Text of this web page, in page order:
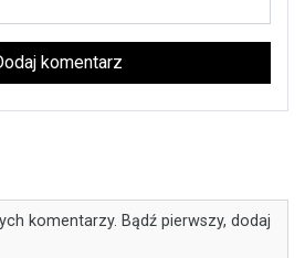
komentarz
komentarzy. Bądź pierwszy, dodaj